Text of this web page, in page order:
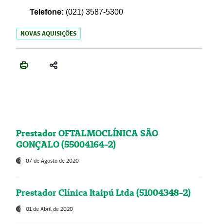
Telefone: (021) 3587-5300
NOVAS AQUISIÇÕES
Prestador OFTALMOCLÍNICA SÃO
GONÇALO (55004164-2)
07 de Agosto de 2020
Prestador Clínica Itaipú Ltda (51004348-2)
01 de Abril de 2020